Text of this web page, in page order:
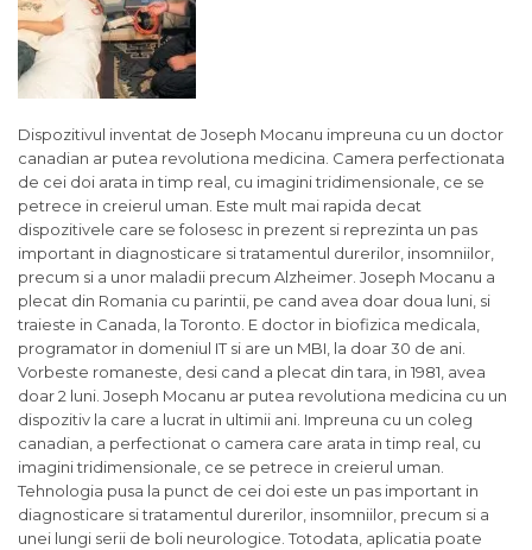
Dispozitivul inventat de Joseph Mocanu impreuna cu un doctor
canadian ar putea revolutiona medicina. Camera perfectionata
de cei doi arata in timp real, cu imagini tridimensionale, ce se
petrece in creierul uman. Este mult mai rapida decat
dispozitivele care se folosesc in prezent si reprezinta un pas
important in diagnosticare si tratamentul durerilor, insomniilor,
precum si a unor maladii precum Alzheimer. Joseph Mocanu a
plecat din Romania cu parintii, pe cand avea doar doua luni, si
traieste in Canada, la Toronto. E doctor in biofizica medicala,
programator in domeniul IT si are un MBI, la doar 30 de ani.
Vorbeste romaneste, desi cand a plecat din tara, in 1981, avea
doar 2 luni. Joseph Mocanu ar putea revolutiona medicina cu un
dispozitiv la care a lucrat in ultimii ani. Impreuna cu un coleg
canadian, a perfectionat o camera care arata in timp real, cu
imagini tridimensionale, ce se petrece in creierul uman.
Tehnologia pusa la punct de cei doi este un pas important in
diagnosticare si tratamentul durerilor, insomniilor, precum si a
unei lungi serii de boli neurologice. Totodata, aplicatia poate